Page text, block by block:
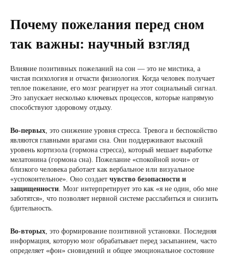
Почему пожелания перед сном
так важны: научный взгляд
Влияние позитивных пожеланий на сон — это не мистика, а
чистая психология и отчасти физиология. Когда человек получает
теплое пожелание, его мозг реагирует на этот социальный сигнал.
Это запускает несколько ключевых процессов, которые напрямую
способствуют здоровому отдыху.
Во-первых, это снижение уровня стресса. Тревога и беспокойство
являются главными врагами сна. Они поддерживают высокий
уровень кортизола (гормона стресса), который мешает выработке
мелатонина (гормона сна). Пожелание «спокойной ночи» от
близкого человека работает как вербальное или визуальное
«успокоительное». Оно создает чувство безопасности и
защищенности. Мозг интерпретирует это как «я не один, обо мне
заботятся», что позволяет нервной системе расслабиться и снизить
бдительность.
Во-вторых, это формирование позитивной установки. Последняя
информация, которую мозг обрабатывает перед засыпанием, часто
определяет «фон» сновидений и общее эмоциональное состояние